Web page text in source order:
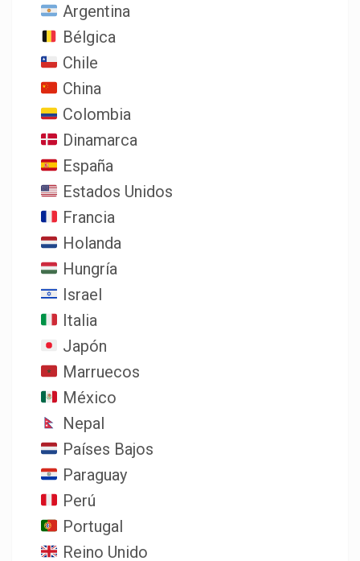
Argentina
Bélgica
Chile
China
Colombia
Dinamarca
España
Estados Unidos
Francia
Holanda
Hungría
Israel
Italia
Japón
Marruecos
México
Nepal
Países Bajos
Paraguay
Perú
Portugal
Reino Unido